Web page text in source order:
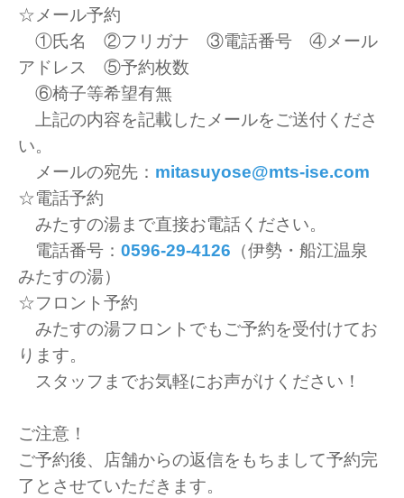
☆メール予約
①氏名 ②フリガナ ③電話番号 ④メール
アドレス ⑤予約枚数
⑥椅子等希望有無
上記の内容を記載したメールをご送付くださ
い。
メールの宛先： mitasuyose@mts-ise.com
☆電話予約
みたすの湯まで直接お電話ください。
電話番号： 0596-29-4126 （伊勢・船江温泉
みたすの湯）
☆フロント予約
みたすの湯フロントでもご予約を受付けてお
ります。
スタッフまでお気軽にお声がけください！
ご注意！
ご予約後、店舗からの返信をもちまして予約完
了とさせていただきます。